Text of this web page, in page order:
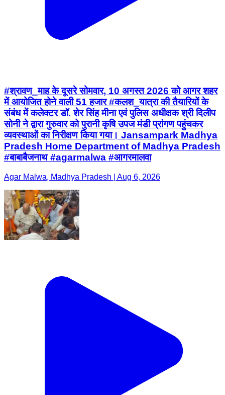
#श्रावण_माह के दूसरे सोमवार, 10 अगस्त 2026 को आगर शहर
में आयोजित होने वाली 51 हजार #कलश_यात्रा की तैयारियों के
संबंध में कलेक्टर डॉ. शेर सिंह मीना एवं पुलिस अधीक्षक श्री दिलीप
सोनी ने द्वारा गुरुवार को पुरानी कृषि उपज मंडी प्रांगण पहुंचकर
व्यवस्थाओं का निरीक्षण किया गया। Jansampark Madhya
Pradesh Home Department of Madhya Pradesh
#बाबाबैजनाथ #agarmalwa #आगरमालवा
Agar Malwa, Madhya Pradesh | Aug 6, 2026